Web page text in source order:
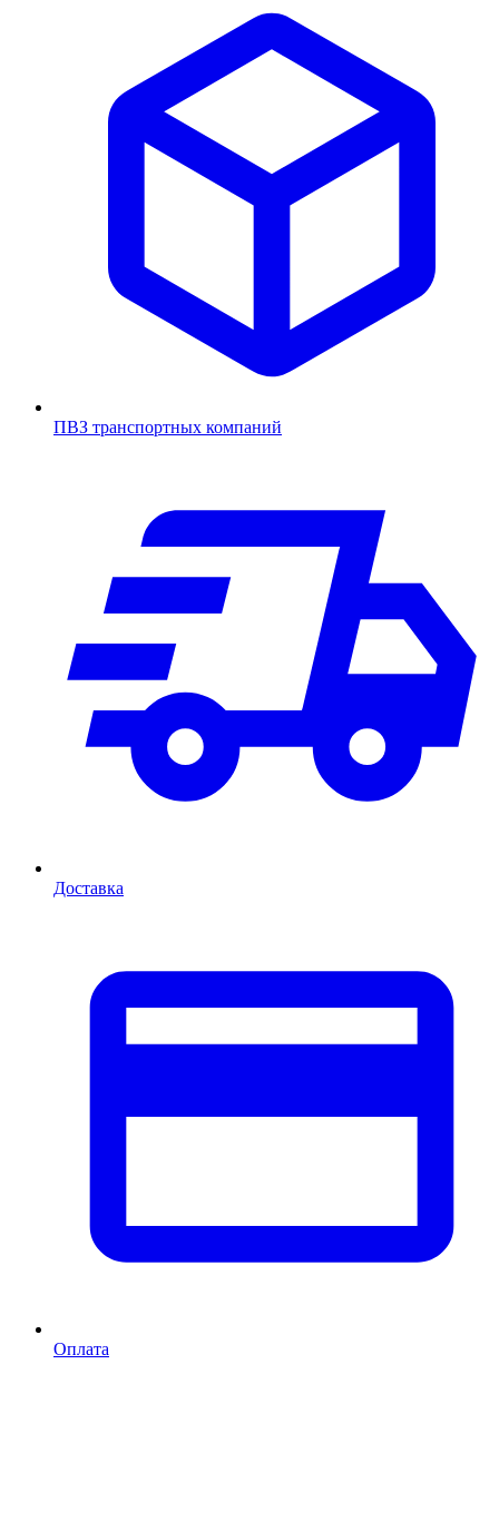
ПВЗ транспортных компаний
Доставка
Оплата